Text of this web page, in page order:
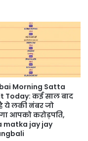
Morning Satta
Today: कई साल बाद
ये लकी नंबर जो
आपको करोड़पति,
matka jay jay